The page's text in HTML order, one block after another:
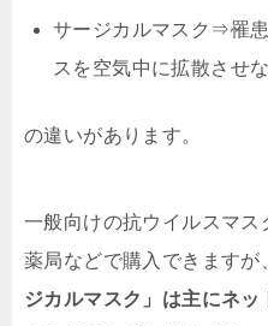
サージカルマスク⇒罹
スを空気中に拡散させ
の違いがあります。
一般向けの抗ウイルスマ
薬局などで購入できますが
ジカルマスク」は主にネ